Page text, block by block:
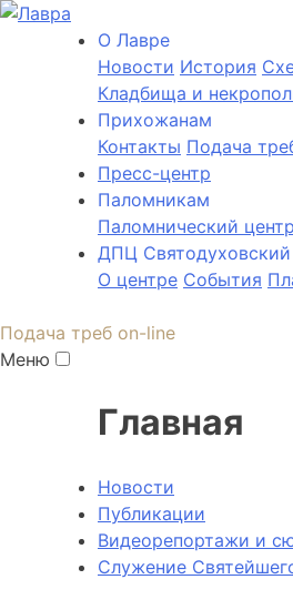
О Лаврe
Новости История
Кладбища и
Прихожанам
Контакты Подача
Пресс-центр
Паломникам
Паломнический центр
ДПЦ Святодуховский
О центре События
Подача треб on-line
Меню
Главная
Новости
Публикации
Видеорепортажи и
Служение